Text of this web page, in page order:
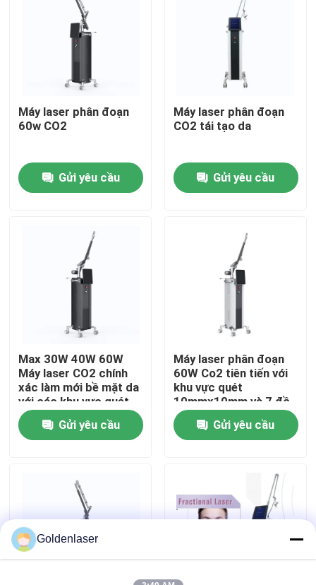
Nhà
Hướng dẫn VR
Về chúng tôi
Tham quan nhà máy
Kiểm soát chất lượng
Liên hệ chúng tôi
Tin tức
Máy laser phân đoạn
60w CO2
Gửi yêu cầu
Máy laser phân đoạn
CO2 tái tạo da
Gửi yêu cầu
Max 30W 40W 60W
Máy laser CO2 chính
xác làm mới bề mặt da
với các khu vực quét
khác nhau
Gửi yêu cầu
Máy laser phân đoạn
60W Co2 tiên tiến với
khu vực quét
10mmx10mm và 7 đồ
họa quét
Gửi yêu cầu
Goldenlaser